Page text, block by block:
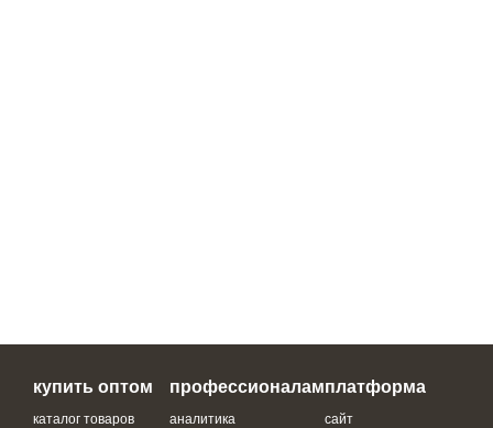
купить оптом
каталог товаров
профессионалам
аналитика
платформа
сайт